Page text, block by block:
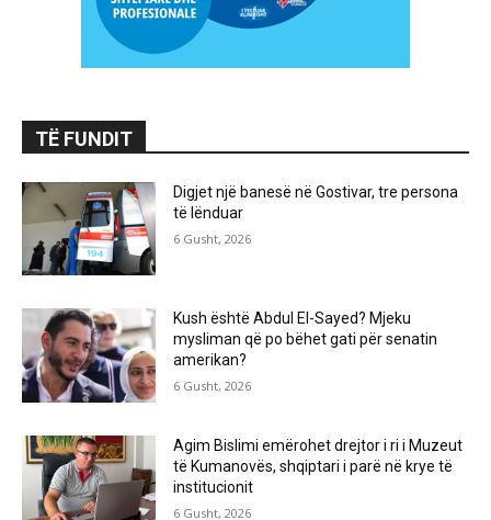
TË FUNDIT
Digjet një banesë në Gostivar, tre persona
të lënduar
6 Gusht, 2026
Kush është Abdul El-Sayed? Mjeku
mysliman që po bëhet gati për senatin
amerikan?
6 Gusht, 2026
Agim Bislimi emërohet drejtor i ri i Muzeut
të Kumanovës, shqiptari i parë në krye të
institucionit
6 Gusht, 2026